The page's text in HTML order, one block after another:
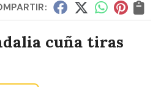
cuña tiras